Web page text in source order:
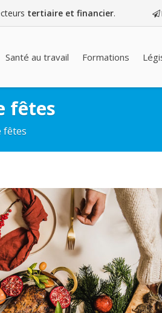
tertiaire et financier.
Santé au travail Formations
fêtes
fêtes